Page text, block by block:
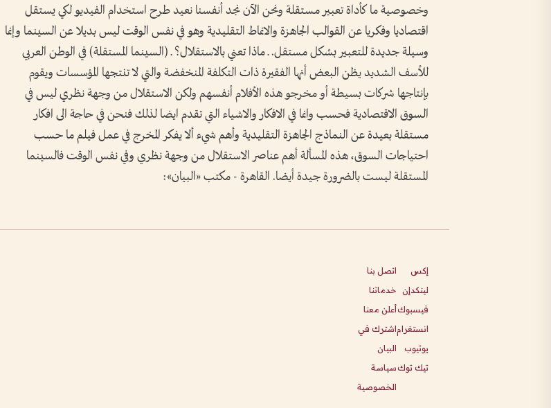
وخصوصية ما كأداة تعبير مستقلة ونحن الآن نجد أنفسنا نعيد طرح استخدام الفيديو لكي يستقل
اقتصاديا وفكريا عن القوالب الجاهزة والانماط التقليدية وهو في نفس الوقت ليس بديلا عن السينما وإنما
وسيلة جديدة للتعبير بشكل مستقل. ـ ماذا تعني بالاستقلال؟ ـ (السينما المستقلة) في الوطن العربي
للأسف الشديد يظن البعض أنها الفقيرة ذات التكلفة المنخفضة والتي لا تنتجها المؤسسات ويقوم
بإنتاجها شركات بسيطة أو مخرجو هذه الأفلام أنفسهم ولكن الاستقلال من وجهة نظري ليس في
السوق الاقتصادية فحسب وانما في الافكار والاشياء التي تقدم ايضا لذلك فنحن في حاجة الى افكار
مستقلة بعيدة عن النماذج الجاهزة التقليدية وأهم شيء ألا يفكر المخرج في عمل فيلم ما حسب
احتياجات السوق، هذه المسألة أهم عناصر الاستقلال من وجهة نظري وفي نفس الوقت فالسينما
المستقلة ليست بالضرورة جيدة أيضا. القاهرة - مكتب «البيان»:
إكس
لينكدإن
فيسبوك
انستغرام
يوتيوب
تيك توك
اتصل بنا
خدماتنا
أعلن معنا
اشترك في
البيان
سياسة
الخصوصية